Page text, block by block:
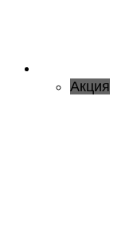
Акция